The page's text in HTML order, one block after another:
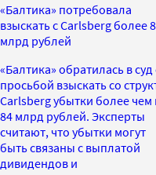
«Балтика» потребовала
взыскать с Carlsberg более
млрд рублей
«Балтика» обратилась в суд
просьбой взыскать со
Carlsberg убытки более чем
84 млрд рублей. Эксперты
считают, что убытки могут
быть связаны с выплатой
дивидендов и